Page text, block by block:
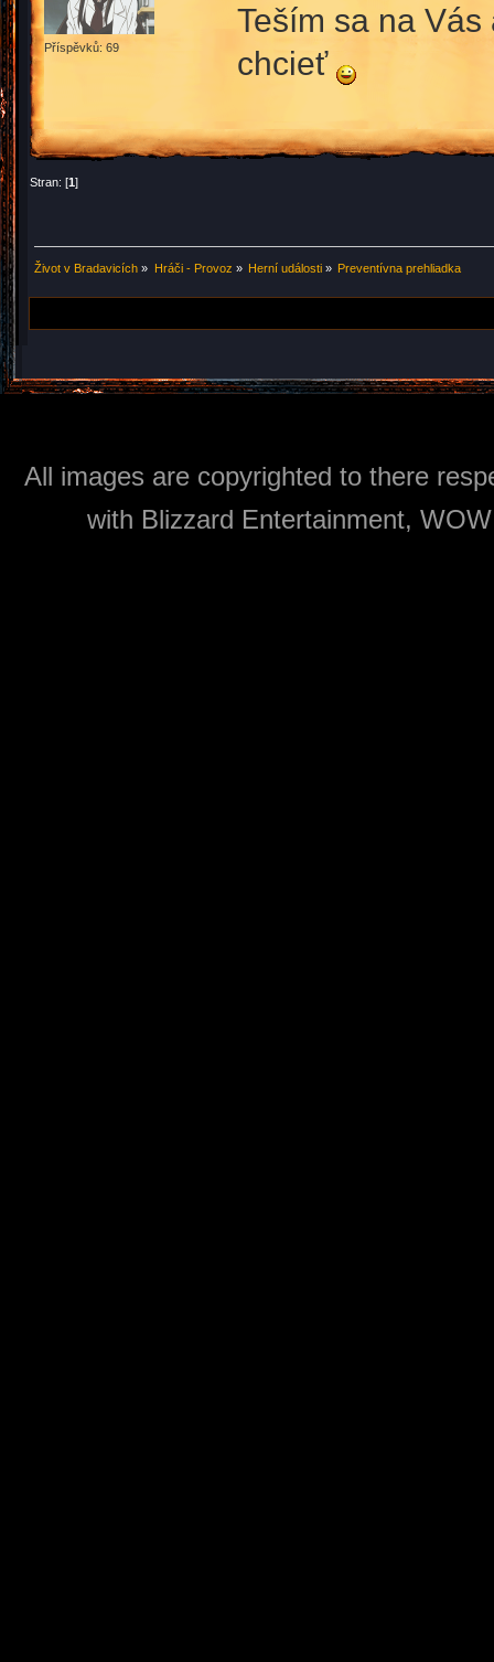
Příspěvků: 69
Teším sa na
chcieť
Stran: [1]
Život v Bradavicích » Hráči - Provoz » Herní události» Preventívna prehliadka
All images are copyrighted to there
with Blizzard Entertainment,